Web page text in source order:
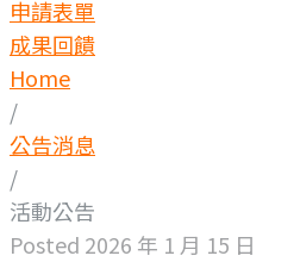
申請表單
成果回饋
Home
/
公告消息
/
活動公告
Posted 2026 年 1 月 15 日